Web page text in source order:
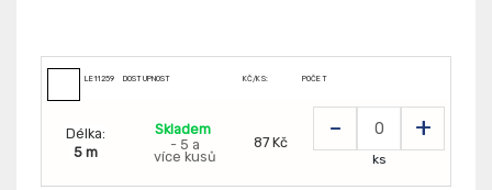
LE11259 DOSTUPNOST KČ/KS: POČET
Délka:
5 m
Skladem
- 5 a
více kusů
87 Kč - +
ks